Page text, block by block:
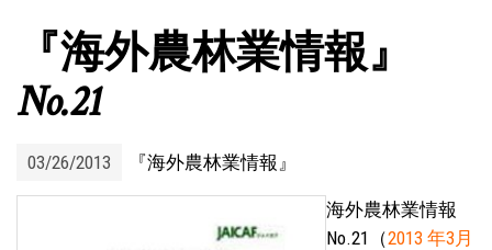
『海外農林業情報』
No.21
03/26/2013 『海外農林業情報』
海外農林業情報
No.21（2013 年3月